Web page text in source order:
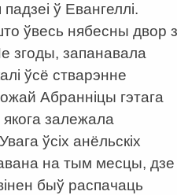
ў Евангеллі.
ўвесь нябесны двор з
згоды, запанавала
ўсё стварэнне
Абранніцы гэтага
якога залежала
ўсіх анёльскіх
на тым месцы, дзе
быў распачаць